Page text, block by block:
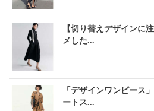
【切り替えデザインに
メした...
「デザインワンピース
ートス...